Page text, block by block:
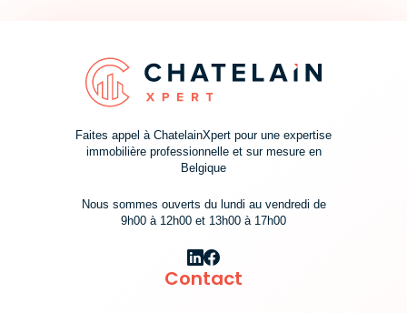
Faites appel à ChatelainXpert pour une expertise
immobilière professionnelle et sur mesure en
Belgique
Nous sommes ouverts du lundi au vendredi de
9h00 à 12h00 et 13h00 à 17h00
Contact